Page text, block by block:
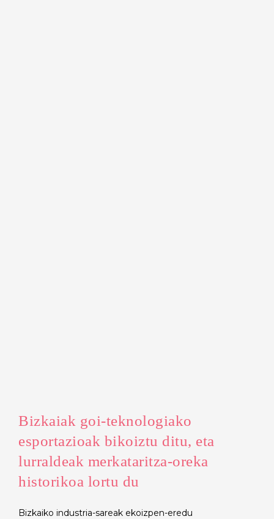
Bizkaiak goi-teknologiako
esportazioak bikoiztu ditu, eta
lurraldeak merkataritza-oreka
historikoa lortu du
Bizkaiko industria-sareak ekoizpen-eredu